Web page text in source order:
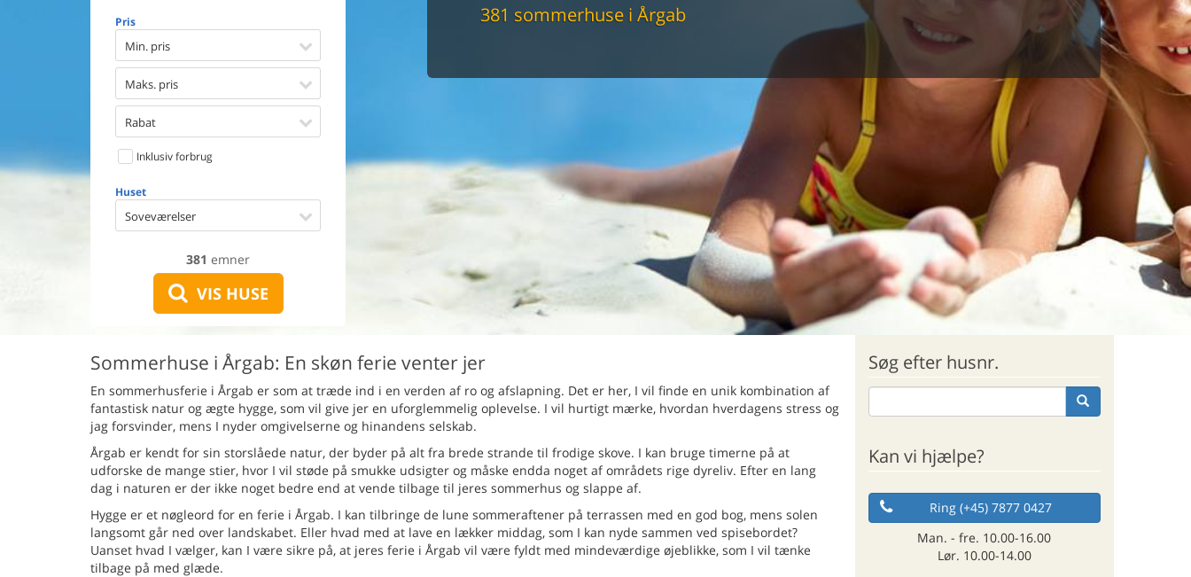
Pris
Min. pris
Maks. pris
Rabat
Inklusiv forbrug
Huset
Soveværelser
381 emner
VIS HUSE
Aircondition
Ladestander til elbil
381 sommerhuse i Årgab
Sommerhuse i Årgab: En skøn ferie venter jer
En sommerhusferie i Årgab er som at træde ind i en verden af ro og afslapning. Det er her, I vil finde en unik kombination af
fantastisk natur og ægte hygge, som vil give jer en uforglemmelig oplevelse. I vil hurtigt mærke, hvordan hverdagens stress og
jag forsvinder, mens I nyder omgivelserne og hinandens selskab.
Årgab er kendt for sin storslåede natur, der byder på alt fra brede strande til frodige skove. I kan bruge timerne på at
udforske de mange stier, hvor I vil støde på smukke udsigter og måske endda noget af områdets rige dyreliv. Efter en lang
dag i naturen er der ikke noget bedre end at vende tilbage til jeres sommerhus og slappe af.
Hygge er et nøgleord for en ferie i Årgab. I kan tilbringe de lune sommeraftener på terrassen med en god bog, mens solen
langsomt går ned over landskabet. Eller hvad med at lave en lækker middag, som I kan nyde sammen ved spisebordet?
Uanset hvad I vælger, kan I være sikre på, at jeres ferie i Årgab vil være fyldt med mindeværdige øjeblikke, som I vil tænke
tilbage på med glæde.
Søg efter husnr.
Kan vi hjælpe?
Ring (+45) 7877 0427
Man. - fre. 10.00-16.00
Lør. 10.00-14.00